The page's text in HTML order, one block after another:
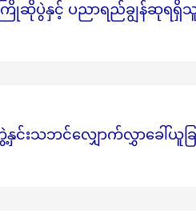
ပွဲနှင့် ပညာရည်ချွန်ဆုရရှိသူမ
းသဘင်လျှောက်လွှာခေါ်ယူခြ